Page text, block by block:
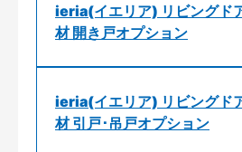
ieria(イエリア) リビングド
材 開き戸オプション
ieria(イエリア) リビングド
材 引戸･吊戸オプション